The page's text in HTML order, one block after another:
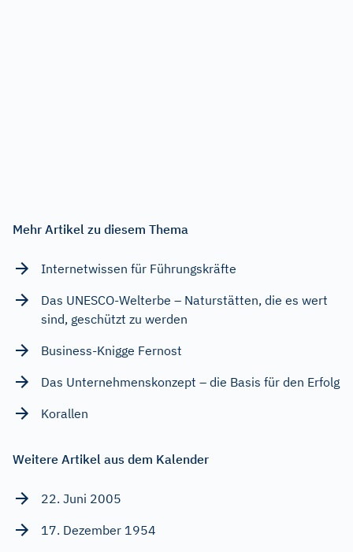
Mehr Artikel zu diesem Thema
Internetwissen für Führungskräfte
Das UNESCO-Welterbe – Naturstätten, die es wert
sind, geschützt zu werden
Business-Knigge Fernost
Das Unternehmenskonzept – die Basis für den Erfolg
Korallen
Weitere Artikel aus dem Kalender
22. Juni 2005
17. Dezember 1954